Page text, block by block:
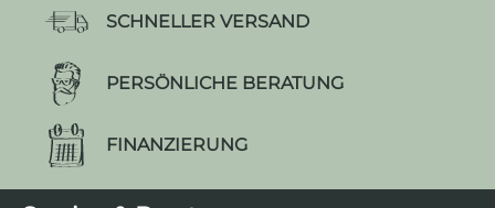
SCHNELLER VERSAND
PERSÖNLICHE BERATUNG
FINANZIERUNG